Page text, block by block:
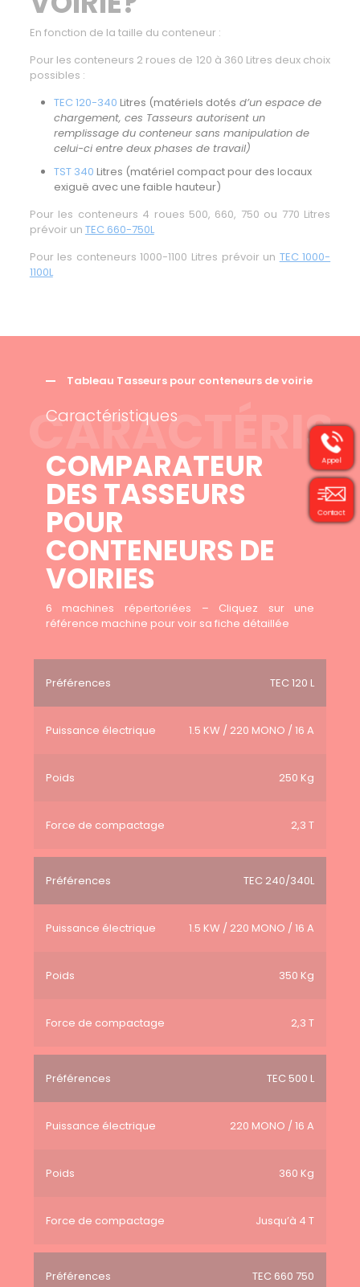
En fonction de la taille du conteneur :
Pour les conteneurs 2 roues de 120 à 360 Litres deux choix
possibles :
TEC 120-340 Litres (matériels dotés d’un espace de
chargement, ces Tasseurs autorisent un
remplissage du conteneur sans manipulation de
celui-ci entre deux phases de travail)
TST 340 Litres (matériel compact pour des locaux
exiguë avec une faible hauteur)
Pour les conteneurs 4 roues 500, 660, 750 ou 770 Litres
prévoir un TEC 660-750L
Pour les conteneurs 1000-1100 Litres prévoir un TEC 1000-
1100L
Tableau Tasseurs pour conteneurs de voirie
Caractéristiques
COMPARATEUR
DES TASSEURS
POUR
CONTENEURS DE
VOIRIES
6 machines répertoriées – Cliquez sur une
référence machine pour voir sa fiche détaillée
Préférences TEC 120 L
Puissance électrique 1.5 KW / 220 MONO / 16 A
Poids 250 Kg
Force de compactage 2,3 T
Préférences TEC 240/340L
Puissance électrique 1.5 KW / 220 MONO / 16 A
Poids 350 Kg
Force de compactage 2,3 T
Préférences TEC 500 L
Puissance électrique 220 MONO / 16 A
Poids 360 Kg
Force de compactage Jusqu’à 4 T
Préférences TEC 660 750
Appel
Contact